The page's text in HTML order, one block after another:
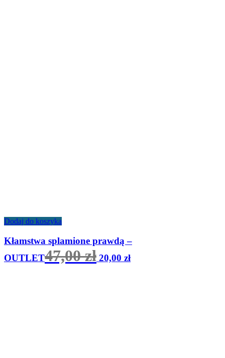
Dodaj do koszyka
Kłamstwa splamione prawdą –
OUTLET47,00złcena
20,00 złcena